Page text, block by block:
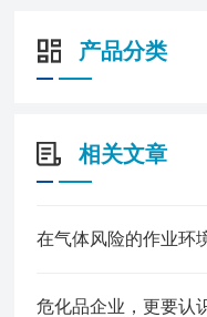
检测更灵敏，数据更
6、双环境防爆：符
产品分类
相关文章
危化品企业，更要认